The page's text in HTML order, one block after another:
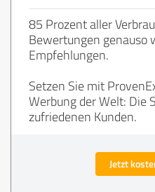
85 Prozent aller
Bewertungen genauso
Empfehlungen.
Setzen Sie mit
Werbung der Welt: Die
zufriedenen Kunden.
Jetzt